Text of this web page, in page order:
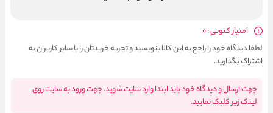
امتیاز کنونی : 0
لطفا دیدگاه خود را راجع به این کالا بنویسید و تجربه خریدتان را با سایر کاربران به
اشتراک بگذارید.
جهت ارسال و دیدگاه خود باید ابتدا وارد سایت شوید. جهت ورود به سایت روی
لینک زیر کلیک نمایید.